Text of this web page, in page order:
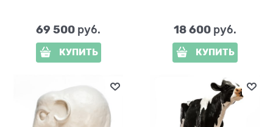
69 500 руб.
КУПИТЬ
18 600 руб.
КУПИТЬ